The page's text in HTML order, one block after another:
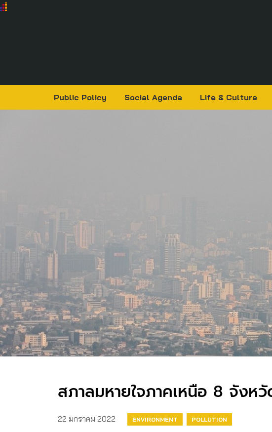
Public Policy Social Agenda Life & Culture
สภาลมหายใจภาคเหนือ 8 จังห
22 มกราคม 2022 ENVIRONMENT POLLUTION